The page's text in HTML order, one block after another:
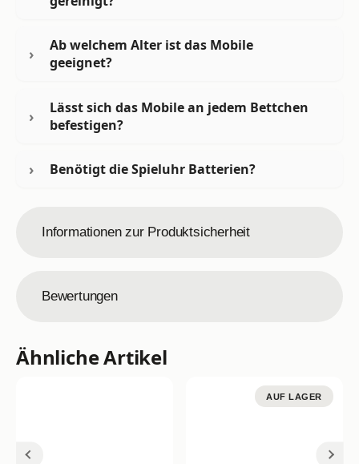
Ab welchem Alter ist das Mobile
geeignet?
Lässt sich das Mobile an jedem Bettchen
befestigen?
Benötigt die Spieluhr Batterien?
Informationen zur Produktsicherheit
Bewertungen
Ähnliche Artikel
AUF LAGER